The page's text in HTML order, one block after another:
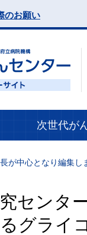
のお願い
次世代が
が中心となり編集
センタ
るグラ